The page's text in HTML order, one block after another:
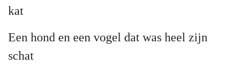
kat
Een hond en een vogel dat was heel zijn
schat